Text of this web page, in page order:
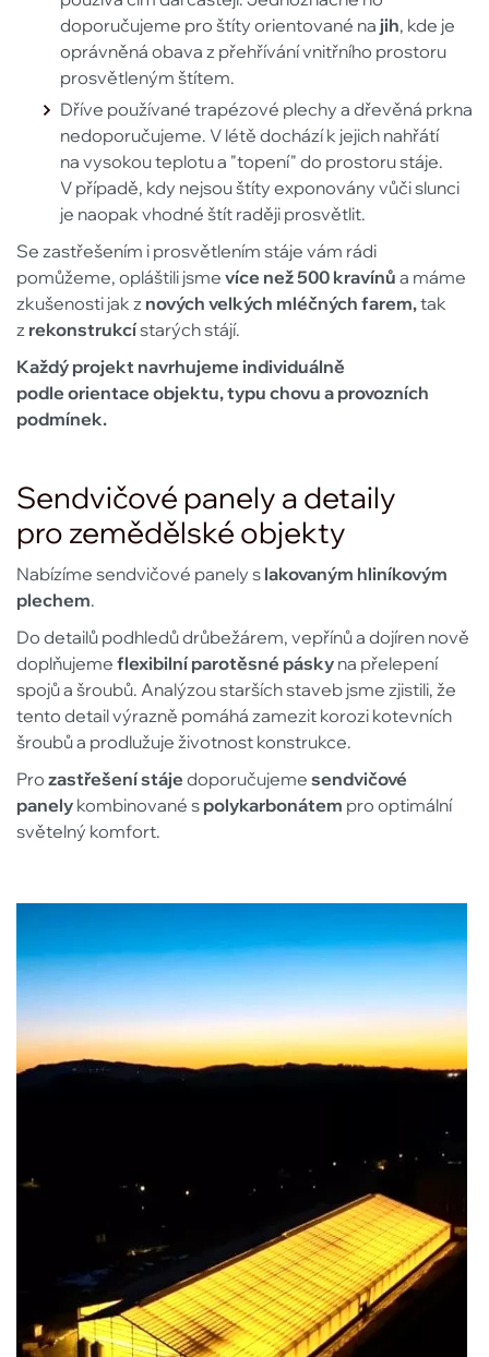
doporučujeme pro štíty orientované na jih, kde je
oprávněná obava z přehřívání vnitřního prostoru
prosvětleným štítem.
Dříve používané trapézové plechy a dřevěná prkna
nedoporučujeme. V létě dochází k jejich nahřátí
na vysokou teplotu a "topení" do prostoru stáje.
V případě, kdy nejsou štíty exponovány vůči slunci
je naopak vhodné štít raději prosvětlit.
Se zastřešením i prosvětlením stáje vám rádi
pomůžeme, opláštili jsme více než 500 kravínů a máme
zkušenosti jak z nových velkých mléčných farem,tak
z rekonstrukcístarých stájí.
Každý projekt navrhujeme individuálně
podle orientace objektu, typu chovu a provozních
podmínek.
Sendvičové panely a detaily
pro zemědělské objekty
Nabízíme sendvičové panely s lakovaným hliníkovým
plechem.
Do detailů podhledů drůbežárem, vepřínů a dojíren nově
doplňujeme flexibilní parotěsné pásky na přelepení
spojů a šroubů. Analýzou starších staveb jsme zjistili, že
tento detail výrazně pomáhá zamezit korozi kotevních
šroubů a prodlužuje životnost konstrukce.
Pro zastřešení stáje doporučujeme sendvičové
panely kombinované s polykarbonátem pro optimální
světelný komfort.